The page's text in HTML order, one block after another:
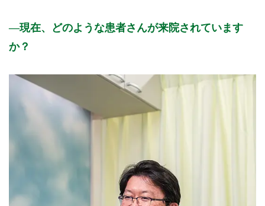
※診療時間や臨時休診・診療内容等について、事前に必ず医療
公式HPはこちら
現在、どのような患者さんが来院されています
か？